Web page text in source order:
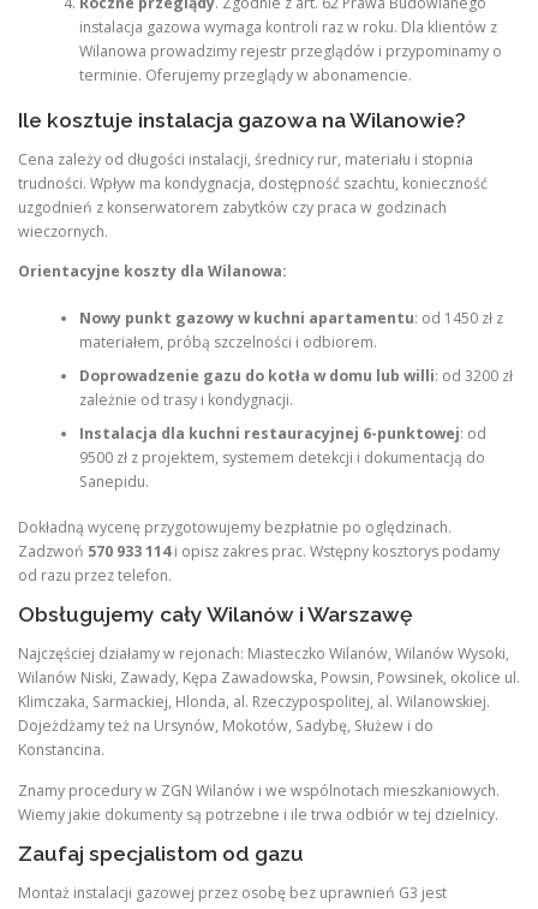
instalacja gazowa wymaga kontroli raz w roku. Dla klientów z
Wilanowa prowadzimy rejestr przeglądów i przypominamy o
terminie. Oferujemy przeglądy w abonamencie.
Ile kosztuje instalacja gazowa na Wilanowie?
Cena zależy od długości instalacji, średnicy rur, materiału i stopnia
trudności. Wpływ ma kondygnacja, dostępność szachtu, konieczność
uzgodnień z konserwatorem zabytków czy praca w godzinach
wieczornych.
Orientacyjne koszty dla Wilanowa:
Nowy punkt gazowy w kuchni apartamentu: od 1450 zł z
materiałem, próbą szczelności i odbiorem.
Doprowadzenie gazu do kotła w domu lub willi: od 3200 zł
zależnie od trasy i kondygnacji.
Instalacja dla kuchni restauracyjnej 6-punktowej: od
9500 zł z projektem, systemem detekcji i dokumentacją do
Sanepidu.
Dokładną wycenę przygotowujemy bezpłatnie po oględzinach.
Zadzwoń 570 933 114i opisz zakres prac. Wstępny kosztorys podamy
od razu przez telefon.
Obsługujemy cały Wilanów i Warszawę
Najczęściej działamy w rejonach: Miasteczko Wilanów, Wilanów Wysoki,
Wilanów Niski, Zawady, Kępa Zawadowska, Powsin, Powsinek, okolice ul.
Klimczaka, Sarmackiej, Hlonda, al. Rzeczypospolitej, al. Wilanowskiej.
Dojeżdżamy też na Ursynów, Mokotów, Sadybę, Służew i do
Konstancina.
Znamy procedury w ZGN Wilanów i we wspólnotach mieszkaniowych.
Wiemy jakie dokumenty są potrzebne i ile trwa odbiór w tej dzielnicy.
Zaufaj specjalistom od gazu
Montaż instalacji gazowej przez osobę bez uprawnień G3 jest